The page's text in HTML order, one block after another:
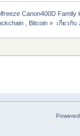
Canon400D
, Bitcoin » เกี่ยวกับ